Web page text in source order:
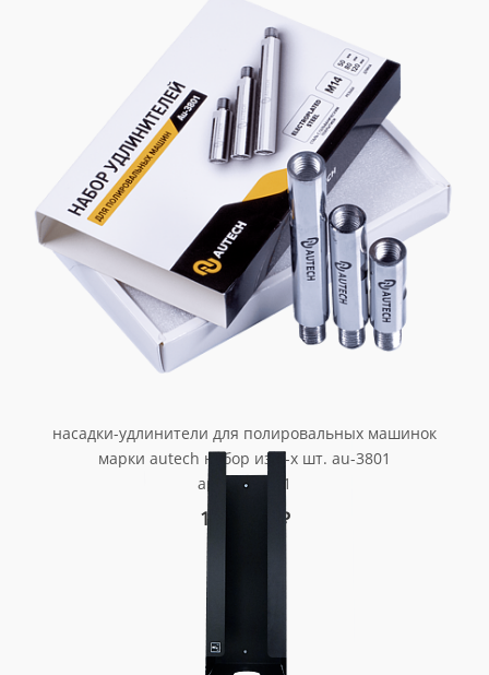
насадки-удлинители для полировальных машинок
марки autech набор из 3-х шт. au-3801
арт. au-3801
1 008.00 ₽